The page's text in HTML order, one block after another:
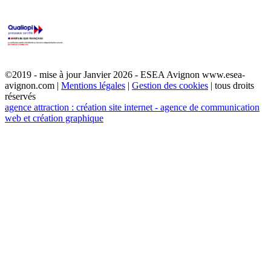
©2019 - mise à jour Janvier 2026 - ESEA Avignon www.esea-
avignon.com | Mentions légales | Gestion des cookies | tous droits
réservés
agence attraction : création site internet - agence de communication
web et création graphique